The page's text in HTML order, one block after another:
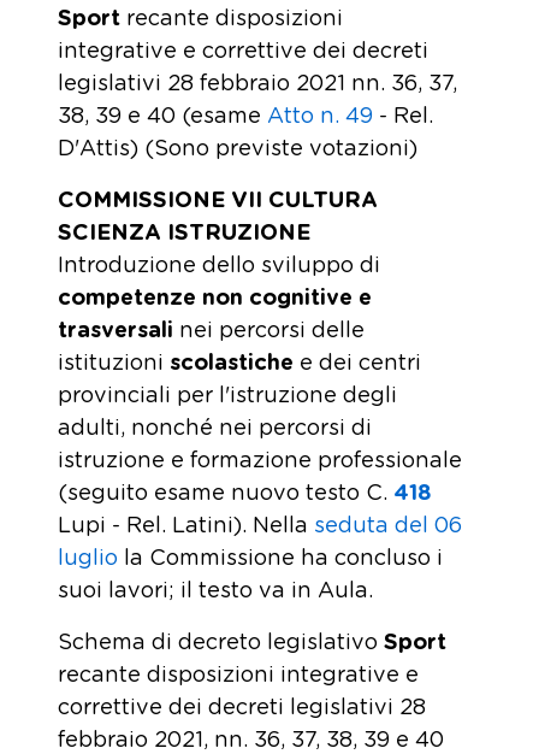
Sport recante disposizioni
integrative e correttive dei decreti
legislativi 28 febbraio 2021 nn. 36, 37,
38, 39 e 40 (esame Atto n. 49 - Rel.
D'Attis) (Sono previste votazioni)
COMMISSIONE VII CULTURA
SCIENZA ISTRUZIONE
Introduzione dello sviluppo di
competenze non cognitive e
trasversali nei percorsi delle
istituzioni scolastiche e dei centri
provinciali per l'istruzione degli
adulti, nonché nei percorsi di
istruzione e formazione professionale
(seguito esame nuovo testo C. 418
Lupi - Rel. Latini). Nella seduta del 06
luglio la Commissione ha concluso i
suoi lavori; il testo va in Aula.
Schema di decreto legislativo Sport
recante disposizioni integrative e
correttive dei decreti legislativi 28
febbraio 2021, nn. 36, 37, 38, 39 e 40